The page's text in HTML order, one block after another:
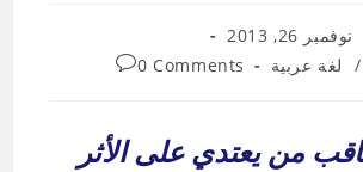
نوفمبر 26, 2013
/ لغة عربية
Post
0 Comments
من يعتدي على الأثر